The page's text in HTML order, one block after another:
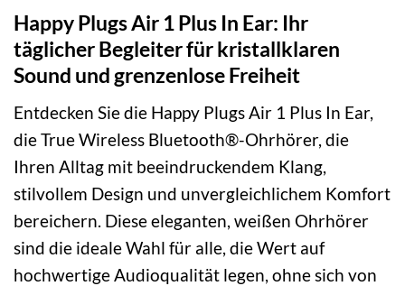
Happy Plugs Air 1 Plus In Ear: Ihr
täglicher Begleiter für kristallklaren
Sound und grenzenlose Freiheit
Entdecken Sie die Happy Plugs Air 1 Plus In Ear,
die True Wireless Bluetooth®-Ohrhörer, die
Ihren Alltag mit beeindruckendem Klang,
stilvollem Design und unvergleichlichem Komfort
bereichern. Diese eleganten, weißen Ohrhörer
sind die ideale Wahl für alle, die Wert auf
hochwertige Audioqualität legen, ohne sich von